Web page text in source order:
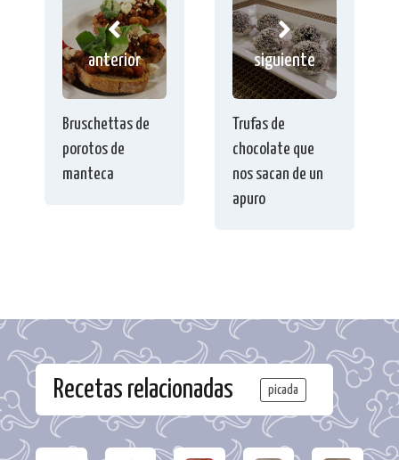
anterior
Bruschettas de
porotos de
manteca
siguiente
Trufas de
chocolate que
nos sacan de un
apuro
Recetas relacionadas picada